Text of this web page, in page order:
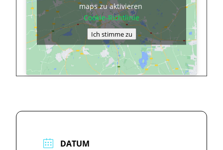
maps zu aktivieren
Cookie-Richtlinie
Ich stimme zu
DATUM